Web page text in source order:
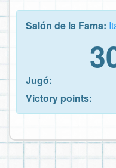
Salón de la Fama:
Jugó:
Victory points: